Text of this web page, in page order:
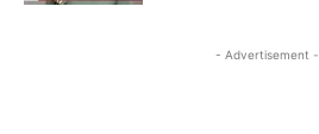
- Advertisement -